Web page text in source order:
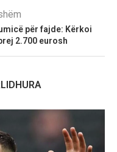
për fajde: Kërkoi
2.700 eurosh